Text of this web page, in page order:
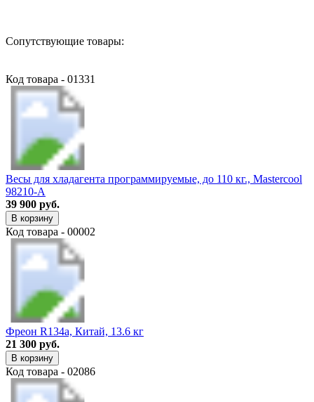
Сопутствующие товары:
Код товара - 01331
Весы для хладагента программируемые, до 110 кг., Mastercool
98210-A
39 900 руб.
В корзину
Код товара - 00002
Фреон R134a, Китай, 13.6 кг
21 300 руб.
В корзину
Код товара - 02086